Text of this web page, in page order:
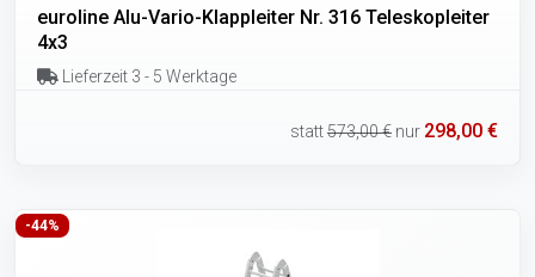
euroline Alu-Vario-Klappleiter Nr. 316 Teleskopleiter
4x3
Lieferzeit 3 - 5 Werktage
statt573,00 € nur 298,00 €
-44%